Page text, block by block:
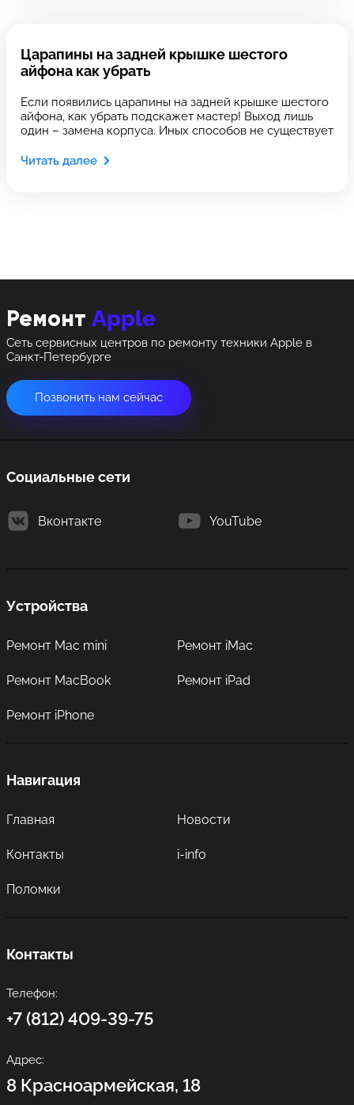
Царапины на задней крышке шестого
айфона как убрать
Если появились царапины на задней крышке шестого
айфона, как убрать подскажет мастер! Выход лишь
один – замена корпуса. Иных способов не существует
Читать далее
Ремонт Apple
Сеть сервисных центров по ремонту техники Apple в
Санкт-Петербурге
Позвонить нам сейчас
Социальные сети
Вконтакте YouTube
Устройства
Ремонт Mac mini Ремонт iMac
Ремонт MacBook Ремонт iPad
Ремонт iPhone
Навигация
Главная Новости
Контакты i-info
Поломки
Контакты
Телефон:
+7 (812) 409-39-75
Адрес:
8 Красноармейская, 18
Выберите сервис
позвонить
Выберите сервис
Выберите адрес сервиса, в который хотите
позвонить
Оставить свой отзыв